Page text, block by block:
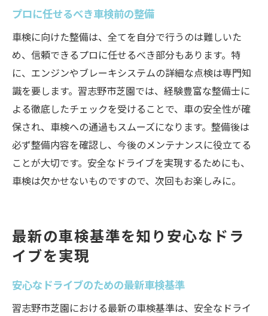
プロに任せるべき車検前の整備
車検に向けた整備は、全てを自分で行うのは難しいた
め、信頼できるプロに任せるべき部分もあります。特
に、エンジンやブレーキシステムの詳細な点検は専門知
識を要します。習志野市芝園では、経験豊富な整備士に
よる徹底したチェックを受けることで、車の安全性が確
保され、車検への通過もスムーズになります。整備後は
必ず整備内容を確認し、今後のメンテナンスに役立てる
ことが大切です。安全なドライブを実現するためにも、
車検は欠かせないものですので、次回もお楽しみに。
最新の車検基準を知り安心なドラ
イブを実現
安心なドライブのための最新車検基準
習志野市芝園における最新の車検基準は、安全なドライ